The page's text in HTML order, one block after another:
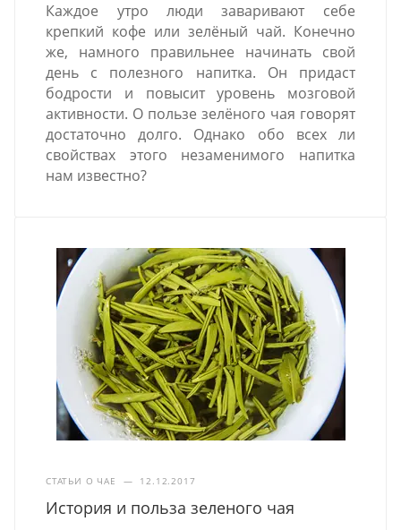
Каждое утро люди заваривают себе
крепкий кофе или зелёный чай. Конечно
же, намного правильнее начинать свой
день с полезного напитка. Он придаст
бодрости и повысит уровень мозговой
активности. О пользе зелёного чая говорят
достаточно долго. Однако обо всех ли
свойствах этого незаменимого напитка
нам известно?
СТАТЬИ О ЧАЕ — 12.12.2017
История и польза зеленого чая